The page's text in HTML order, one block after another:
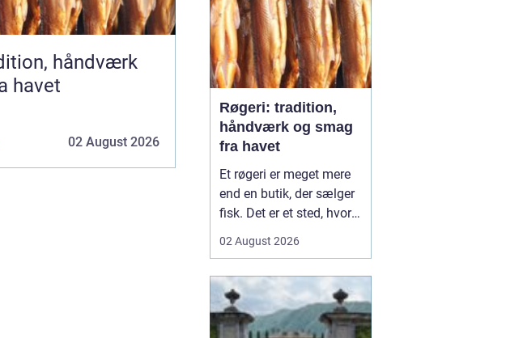
håndværk
havet
02 August 2026
Røgeri: tradition,
håndværk og smag
fra havet
Et røgeri er meget mere
end en butik, der sælger
fisk. Det er et sted, hvor
håndværkstraditioner
lokal kultur. Her
forvandles fisk fra havet
til røgede delikatesser
02 August 2026